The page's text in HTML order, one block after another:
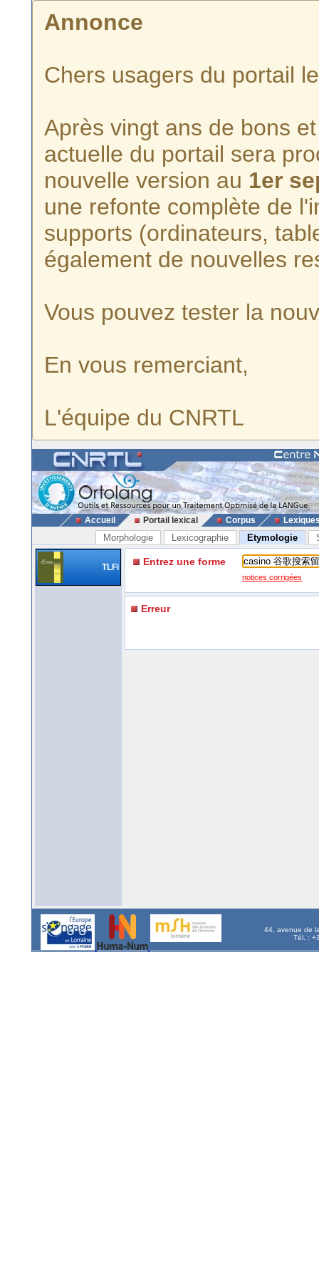
Annonce
Chers usagers du portail
Après vingt ans de bons
actuelle du portail sera
nouvelle version au 1er
une refonte complète de
supports (ordinateurs,
également de nouvelles
Vous pouvez tester la
En vous remerciant,
L'équipe du CNRTL
Accueil Portail lexical Corpus
Morphologie Lexicographie Etymologie
TLFi Entrez une forme
notices corrigées
Erreur
44, avenue de
Tél. :